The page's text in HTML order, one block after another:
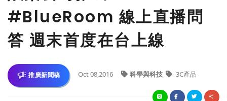
#BlueRoom 線上直播問
答 週末首度在台上線
推廣新聞稿 Oct 08,2016 科學與科技 3C產品